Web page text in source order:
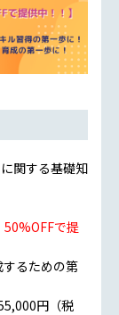
関する基礎知
50%OFFで提
るための第
円（税